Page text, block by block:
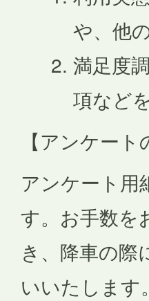
や、他
満足度
項など
【アンケー
アンケート用
す。お手数を
き、降車の際
いいたします。